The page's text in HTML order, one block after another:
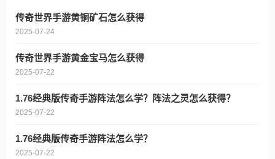
传奇世界手游黄铜矿石怎么获得
2025-07-24
传奇世界手游黄金宝马怎么获得
2025-07-22
1.76经典版传奇手游阵法怎么学？阵法之灵怎么获得？
2025-07-22
1.76经典版传奇手游阵法怎么学？
2025-07-22